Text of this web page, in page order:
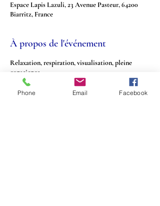
Espace Lapis Lazuli, 23 Avenue Pasteur, 64200
Biarritz, France
À propos de l'événement
Relaxation, respiration, visualisation, pleine
conscience...
Phone Email Facebook